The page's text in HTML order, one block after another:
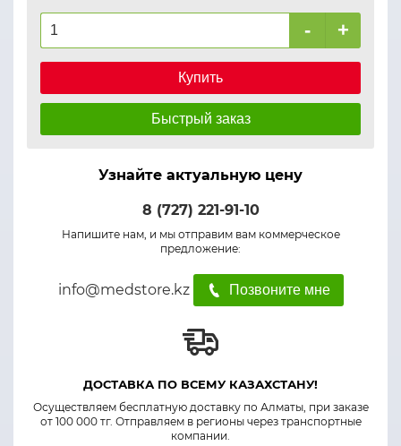
- +
Купить
Быстрый заказ
Узнайте актуальную цену
8 (727) 221-91-10
Напишите нам, и мы отправим вам коммерческое
предложение:
info@medstore.kz Позвоните мне
ДОСТАВКА ПО ВСЕМУ КАЗАХСТАНУ!
Осуществляем бесплатную доставку по Алматы, при заказе
от 100 000 тг. Отправляем в регионы через транспортные
компании.